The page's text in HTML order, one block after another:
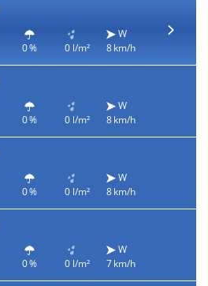
0 % 0 l/m²
W
8 km/h
0 % 0 l/m²
W
8 km/h
0 % 0 l/m²
W
8 km/h
0 % 0 l/m²
W
7 km/h